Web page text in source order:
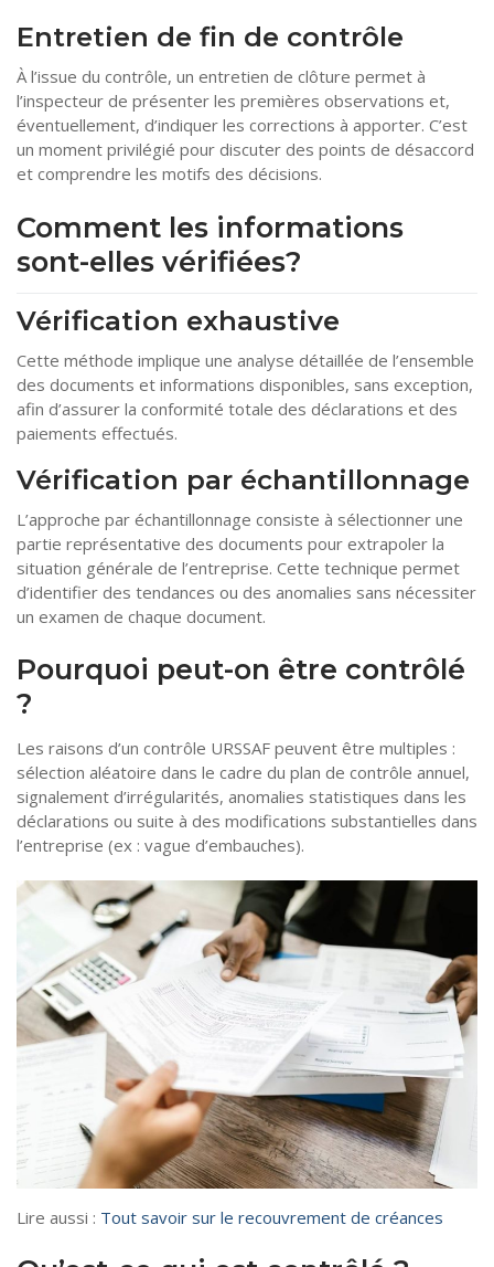
Entretien de fin de contrôle
À l’issue du contrôle, un entretien de clôture permet à
l’inspecteur de présenter les premières observations et,
éventuellement, d’indiquer les corrections à apporter. C’est
un moment privilégié pour discuter des points de désaccord
et comprendre les motifs des décisions.
Comment les informations
sont-elles vérifiées?
Vérification exhaustive
Cette méthode implique une analyse détaillée de l’ensemble
des documents et informations disponibles, sans exception,
afin d’assurer la conformité totale des déclarations et des
paiements effectués.
Vérification par échantillonnage
L’approche par échantillonnage consiste à sélectionner une
partie représentative des documents pour extrapoler la
situation générale de l’entreprise. Cette technique permet
d’identifier des tendances ou des anomalies sans nécessiter
un examen de chaque document.
Pourquoi peut-on être contrôlé
?
Les raisons d’un contrôle URSSAF peuvent être multiples :
sélection aléatoire dans le cadre du plan de contrôle annuel,
signalement d’irrégularités, anomalies statistiques dans les
déclarations ou suite à des modifications substantielles dans
l’entreprise (ex : vague d’embauches).
Lire aussi : Tout savoir sur le recouvrement de créances